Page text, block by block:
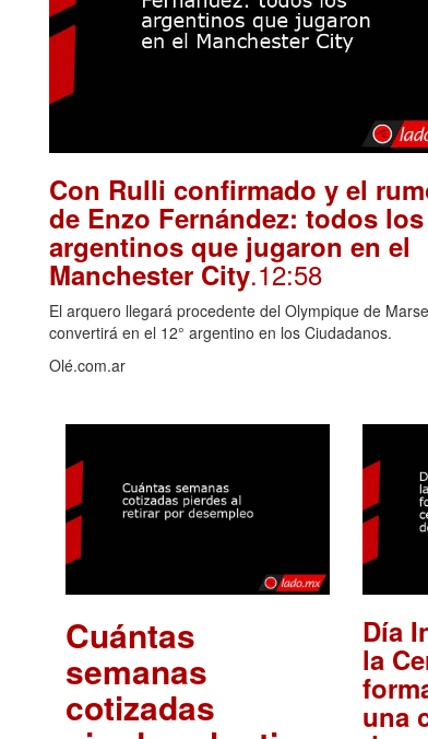
Con Rulli confirmado y el
de Enzo Fernández: todos los
argentinos que jugaron en el
Manchester City.12:58
El arquero llegará procedente del Olympique de
convertirá en el 12° argentino en los Ciudadanos.
Olé.com.ar
Cuántas
semanas
cotizadas
Día
la
una